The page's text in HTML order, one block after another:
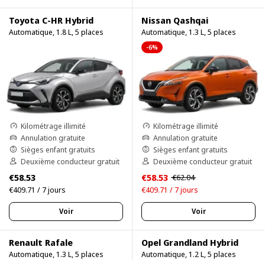
Toyota C-HR Hybrid
Automatique, 1.8 L, 5 places
Kilométrage illimité
Annulation gratuite
Sièges enfant gratuits
Deuxième conducteur gratuit
€58.53
€409.71 / 7 jours
Voir
Nissan Qashqai
Automatique, 1.3 L, 5 places
-6%
Kilométrage illimité
Annulation gratuite
Sièges enfant gratuits
Deuxième conducteur gratuit
€58.53 €62.04
€409.71 / 7 jours
Voir
Renault Rafale
Automatique, 1.3 L, 5 places
Opel Grandland Hybrid
Automatique, 1.2 L, 5 places